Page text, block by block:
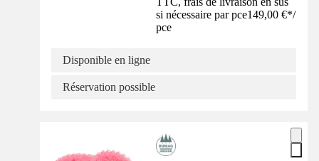
si nécessaire par pce149,00 €*/
pce
Disponible en ligne
Réservation possible